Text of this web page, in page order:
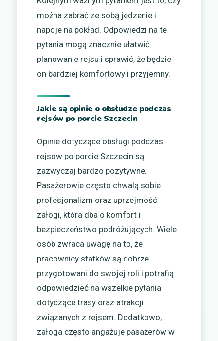
można zabrać ze sobą jedzenie i
napoje na pokład. Odpowiedzi na te
pytania mogą znacznie ułatwić
planowanie rejsu i sprawić, że będzie
on bardziej komfortowy i przyjemny.
Jakie są opinie o obsłudze podczas
rejsów po porcie Szczecin
Opinie dotyczące obsługi podczas
rejsów po porcie Szczecin są
zazwyczaj bardzo pozytywne.
Pasażerowie często chwalą sobie
profesjonalizm oraz uprzejmość
załogi, która dba o komfort i
bezpieczeństwo podróżujących. Wiele
osób zwraca uwagę na to, że
pracownicy statków są dobrze
przygotowani do swojej roli i potrafią
odpowiedzieć na wszelkie pytania
dotyczące trasy oraz atrakcji
związanych z rejsem. Dodatkowo,
załoga często angażuje pasażerów w